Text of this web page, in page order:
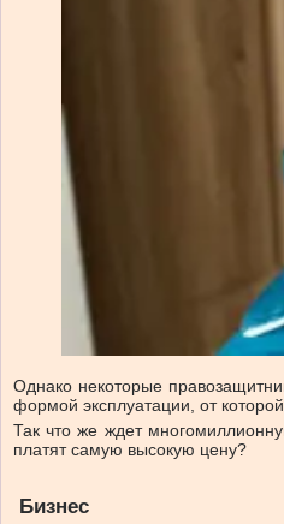
Однако некоторые
формой эксплуатации, от
Так что же ждет
платят самую высокую цену?
Бизнес